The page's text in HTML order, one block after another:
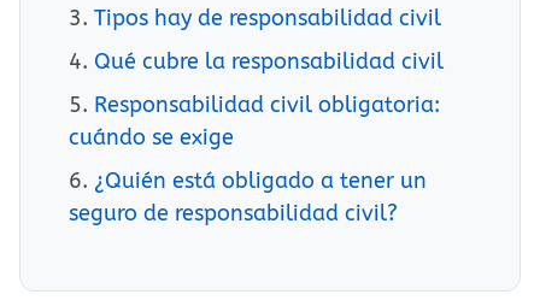
Tipos hay de responsabilidad civil
Qué cubre la responsabilidad civil
Responsabilidad civil obligatoria:
cuándo se exige
¿Quién está obligado a tener un
seguro de responsabilidad civil?